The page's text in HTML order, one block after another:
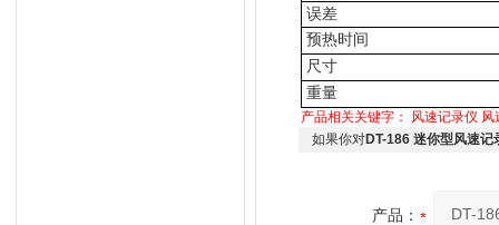
误差
预热时间
尺寸
重量
产品相关关键字： 风速记录仪 风
如果你对DT-186 迷你型风速记
产品：